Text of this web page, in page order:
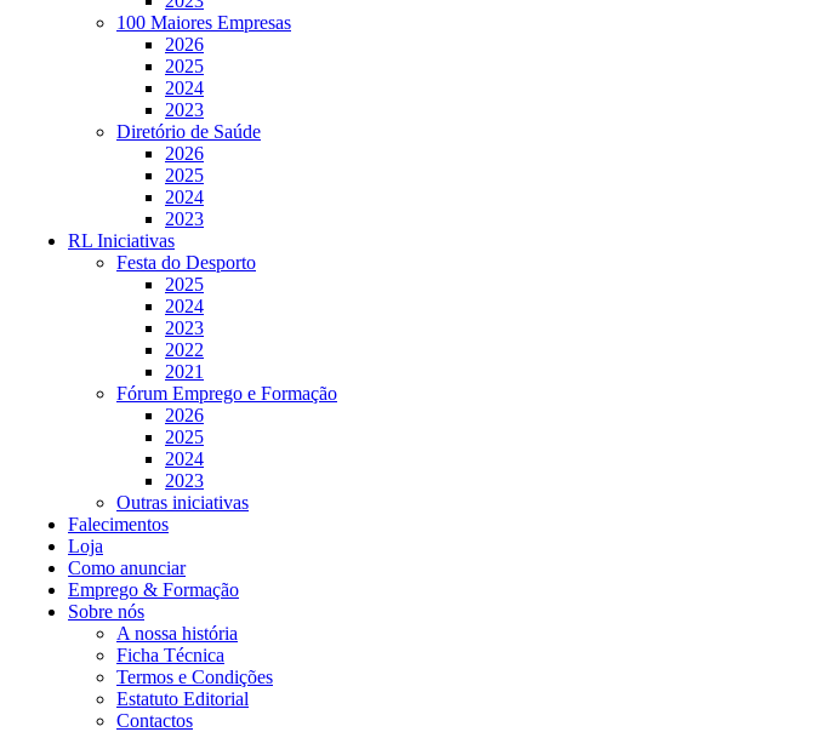
100 Maiores Empresas
2026
2025
2024
2023
Diretório de Saúde
2026
2025
2024
2023
RL Iniciativas
Festa do Desporto
2025
2024
2023
2022
2021
Fórum Emprego e Formação
2026
2025
2024
2023
Outras iniciativas
Falecimentos
Loja
Como anunciar
Emprego & Formação
Sobre nós
A nossa história
Ficha Técnica
Termos e Condições
Estatuto Editorial
Contactos